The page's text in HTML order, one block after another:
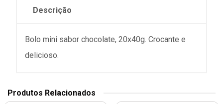
Descrição
Bolo mini sabor chocolate, 20x40g. Crocante e
delicioso.
Produtos Relacionados